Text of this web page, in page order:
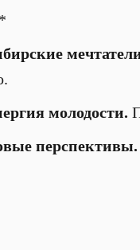
молодости.
перспективы.